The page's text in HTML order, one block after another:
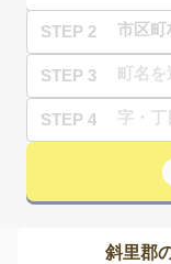
STEP 2
STEP 3
STEP 4
斜里郡